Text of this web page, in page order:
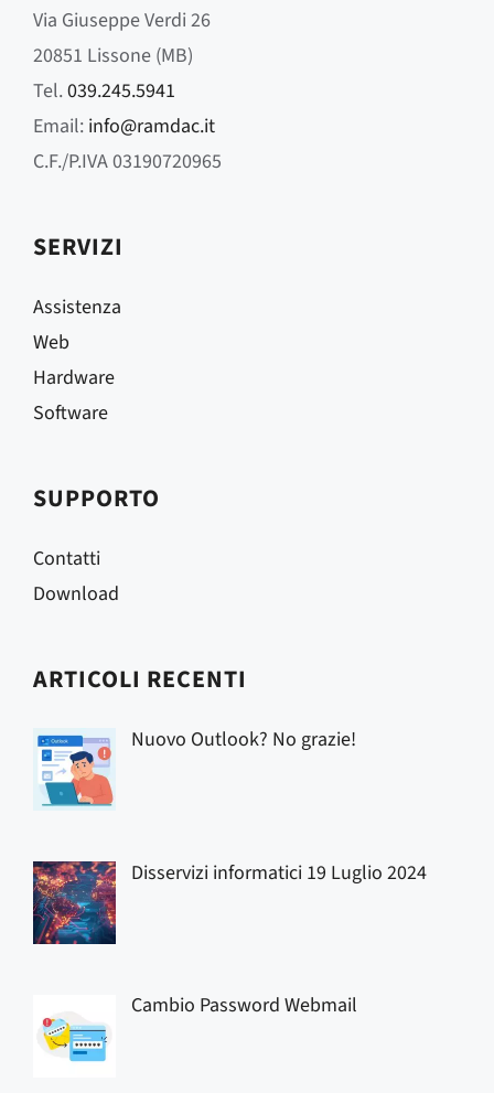
Via Giuseppe Verdi 26
20851 Lissone (MB)
Tel.039.245.5941
Email: info@ramdac.it
C.F./P.IVA 03190720965
SERVIZI
Assistenza
Web
Hardware
Software
SUPPORTO
Contatti
Download
ARTICOLI RECENTI
Nuovo Outlook? No grazie!
Disservizi informatici 19 Luglio 2024
Cambio Password Webmail